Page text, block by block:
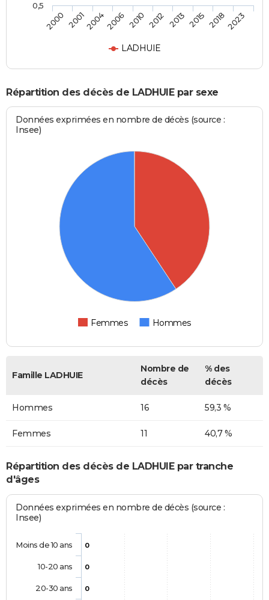
LADHUIE
2000 200120042006 2010 2012 2013 2015 20182023
0,5
Répartition des décès de LADHUIE par sexe
Données exprimées en nombre de décès (source :
Insee)
Femmes Hommes
Famille LADHUIE
Nombre de
décès
% des
décès
Hommes 16 59,3 %
Femmes 11 40,7 %
Répartition des décès de LADHUIE par tranche
d'âges
Données exprimées en nombre de décès (source :
Insee)
0
0
0
Moins de 10 ans
10-20 ans
20-30 ans